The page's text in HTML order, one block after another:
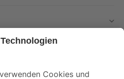
und Aktionen mehr verpassen!